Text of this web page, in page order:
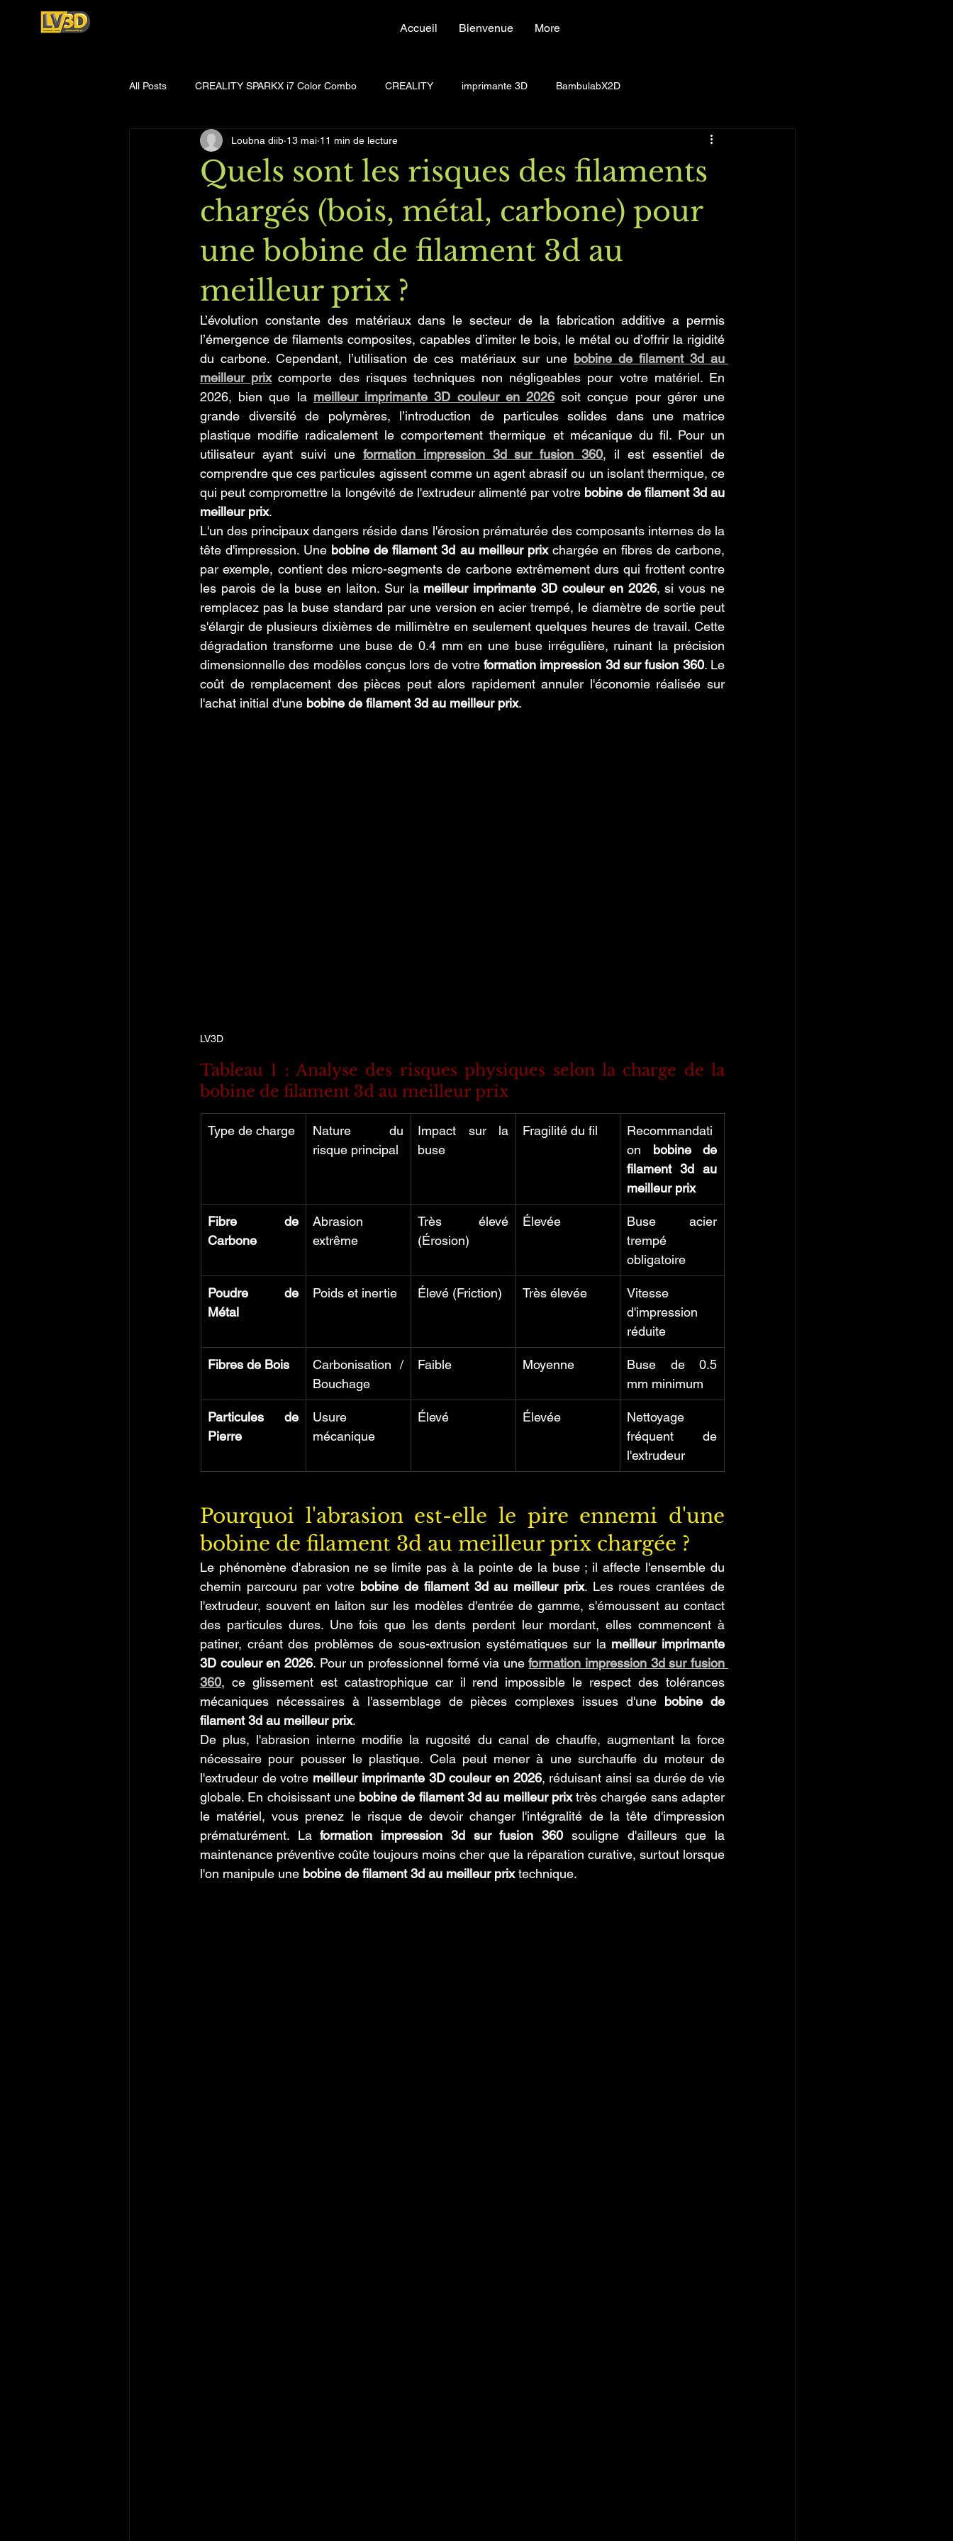
Accueil Bienvenue More
All Posts CREALITY SPARKX i7 Color Combo CREALITY imprimante 3D BambulabX2D
Quels sont les risques des filaments
chargés (bois, métal, carbone) pour
une bobine de filament 3d au
meilleur prix ?
Loubna diib 13 mai 11 min de lecture
L’évolution constante des matériaux dans le secteur de la fabrication additive a permis
l’émergence de filaments composites, capables d’imiter le bois, le métal ou d’offrir la rigidité
du carbone. Cependant, l’utilisation de ces matériaux sur une bobine de filament 3d au
meilleur prix comporte des risques techniques non négligeables pour votre matériel. En
2026, bien que la meilleur imprimante 3D couleur en 2026 soit conçue pour gérer une
grande diversité de polymères, l’introduction de particules solides dans une matrice
plastique modifie radicalement le comportement thermique et mécanique du fil. Pour un
utilisateur ayant suivi une formation impression 3d sur fusion 360, il est essentiel de
comprendre que ces particules agissent comme un agent abrasif ou un isolant thermique, ce
qui peut compromettre la longévité de l'extrudeur alimenté par votre bobine de filament 3d au
meilleur prix.
L'un des principaux dangers réside dans l'érosion prématurée des composants internes de la
tête d'impression. Une bobine de filament 3d au meilleur prix chargée en fibres de carbone,
par exemple, contient des micro-segments de carbone extrêmement durs qui frottent contre
les parois de la buse en laiton. Sur la meilleur imprimante 3D couleur en 2026, si vous ne
remplacez pas la buse standard par une version en acier trempé, le diamètre de sortie peut
s'élargir de plusieurs dixièmes de millimètre en seulement quelques heures de travail. Cette
dégradation transforme une buse de 0.4 mm en une buse irrégulière, ruinant la précision
dimensionnelle des modèles conçus lors de votre formation impression 3d sur fusion 360. Le
coût de remplacement des pièces peut alors rapidement annuler l'économie réalisée sur
l'achat initial d'une bobine de filament 3d au meilleur prix.
LV3D
Tableau 1 : Analyse des risques physiques selon la charge de la
bobine de filament 3d au meilleur prix
Type de charge
Nature du
risque principal
Impact sur la
buse
Fragilité du fil
Recommandati
on bobine de
filament 3d au
meilleur prix
Fibre de
Carbone
Abrasion
extrême
Très élevé
(Érosion)
Élevée
Buse acier
trempé
obligatoire
Poudre de
Métal
Poids et inertie Élevé (Friction) Très élevée
Vitesse
d'impression
réduite
Fibres de Bois
Carbonisation /
Bouchage
Faible Moyenne
Buse de 0.5
mm minimum
Particules de
Pierre
Usure
mécanique
Élevé Élevée
Nettoyage
fréquent de
l'extrudeur
Pourquoi l'abrasion est-elle le pire ennemi d'une
bobine de filament 3d au meilleur prix chargée ?
Le phénomène d'abrasion ne se limite pas à la pointe de la buse ; il affecte l'ensemble du
chemin parcouru par votre bobine de filament 3d au meilleur prix. Les roues crantées de
l'extrudeur, souvent en laiton sur les modèles d'entrée de gamme, s'émoussent au contact
des particules dures. Une fois que les dents perdent leur mordant, elles commencent à
patiner, créant des problèmes de sous-extrusion systématiques sur la meilleur imprimante
3D couleur en 2026. Pour un professionnel formé via une formation impression 3d sur fusion
360, ce glissement est catastrophique car il rend impossible le respect des tolérances
mécaniques nécessaires à l'assemblage de pièces complexes issues d'une bobine de
filament 3d au meilleur prix.
De plus, l'abrasion interne modifie la rugosité du canal de chauffe, augmentant la force
nécessaire pour pousser le plastique. Cela peut mener à une surchauffe du moteur de
l'extrudeur de votre meilleur imprimante 3D couleur en 2026, réduisant ainsi sa durée de vie
globale. En choisissant une bobine de filament 3d au meilleur prix très chargée sans adapter
le matériel, vous prenez le risque de devoir changer l'intégralité de la tête d'impression
prématurément. La formation impression 3d sur fusion 360 souligne d'ailleurs que la
maintenance préventive coûte toujours moins cher que la réparation curative, surtout lorsque
l'on manipule une bobine de filament 3d au meilleur prix technique.